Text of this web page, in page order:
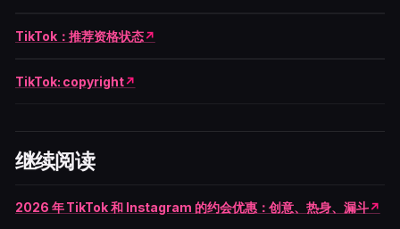
TikTok：推荐资格状态
TikTok: copyright
继续阅读
2026 年 TikTok 和 Instagram 的约会优惠：创意、热身、漏斗